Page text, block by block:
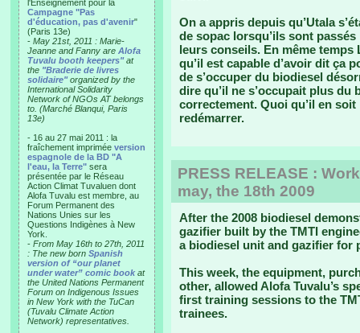
l'Enseignement pour la
Campagne "Pas
d'éducation, pas d'avenir"
(Paris 13e)
- May 21st, 2011 : Marie-
Jeanne and Fanny are Alofa
Tuvalu booth keepers"at
the "Braderie de livres
solidaire"organized by the
International Solidarity
Network of NGOs AT belongs
to. (Marché Blanqui, Paris
13e)
- 16 au 27 mai 2011 : la
fraîchement imprimée version
espagnole de la BD "A
l'eau, la Terre" sera
présentée par le Réseau
Action Climat Tuvaluen dont
Alofa Tuvalu est membre, au
Forum Permanent des
Nations Unies sur les
Questions Indigènes à New
York.
- From May 16th to 27th, 2011
: The new born Spanish
version of “our planet
under water” comic book at
the United Nations Permanent
Forum on Indigenous Issues
in New York with the TuCan
(Tuvalu Climate Action
Network) representatives.
On a appris depuis qu’Utala
de sopac lorsqu’ils sont
leurs conseils. En même
qu’il est capable d’avoir dit ça
de s’occuper du biodiesel
dire qu’il ne s’occupait plus du
correctement. Quoi qu’il en
redémarrer.
PRESS RELEASE :
may, the 18th 2009
After the 2008 biodiesel
gazifier built by the TMTI
a biodiesel unit and gazifier for
This week, the equipment,
other, allowed Alofa Tuvalu’s
first training sessions to the
trainees.